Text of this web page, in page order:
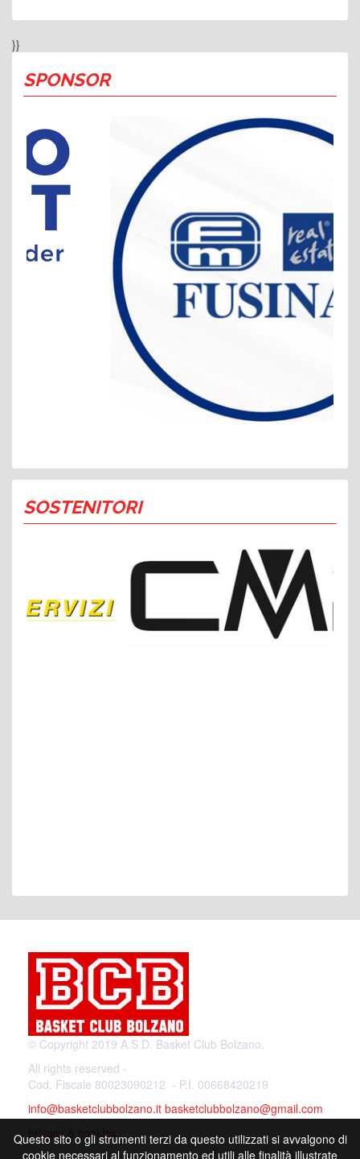
}}
SPONSOR
SOSTENITORI
© Copyright 2019 A.S.D. Basket Club Bolzano.
All rights reserved -
Cod. Fiscale 80023090212 - P.I. 00668420219
info@basketclubbolzano.it basketclubbolzano@gmail.com
privacy & cookies
Questo sito o gli strumenti terzi da questo utilizzati si avvalgono di
cookie necessari al funzionamento ed utili alle finalità illustrate